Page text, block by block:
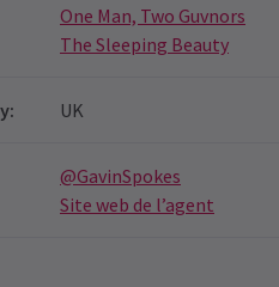
One Man, Two Guvnors
The Sleeping Beauty
: UK
@GavinSpokes
Site web de l’agent